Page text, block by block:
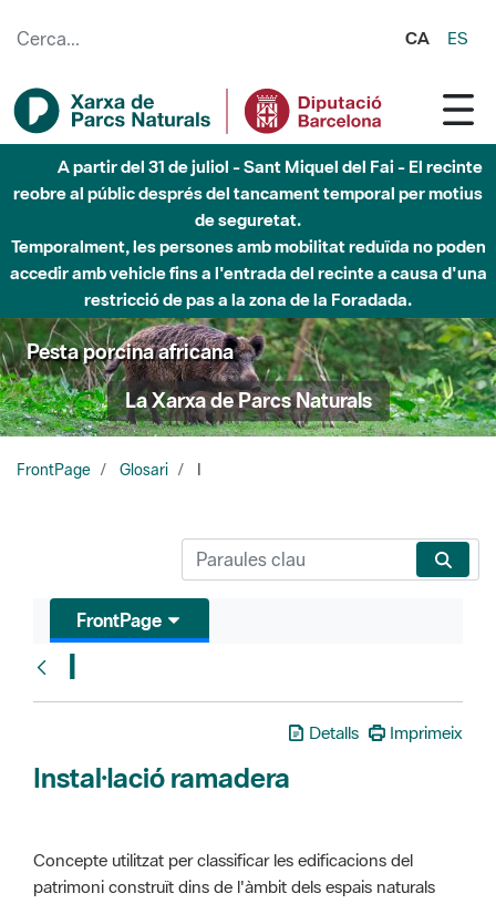
CA ES
A partir del 31 de juliol - Sant Miquel del Fai - El recinte
reobre al públic després del tancament temporal per motius
de seguretat.
Temporalment, les persones amb mobilitat reduïda no poden
accedir amb vehicle fins a l'entrada del recinte a causa d'una
restricció de pas a la zona de la Foradada.
Pesta porcina africana
La Xarxa de Parcs Naturals
FrontPage Glosari
FrontPage
I
Detalls Imprimeix
Instal·lació ramadera
Concepte utilitzat per classificar les edificacions del
patrimoni construït dins de l'àmbit dels espais naturals